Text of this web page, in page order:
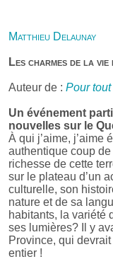
Matthieu Delaunay
Les charmes de la
Auteur de : Pour tout
Un événement
nouvelles sur le
À qui j’aime, j’aime
authentique coup de
richesse de cette
sur le plateau d’un
culturelle, son
nature et de sa
habitants, la variété
ses lumières? Il y
Province, qui
entier !